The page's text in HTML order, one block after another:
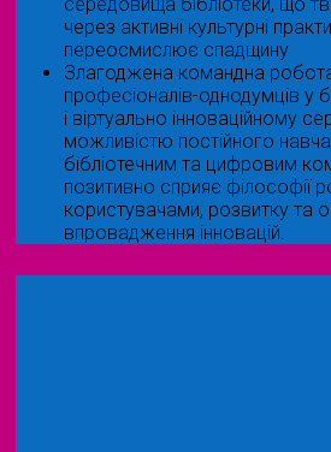
середовища бібліотеки, що
через активні культурні
переосмислює спадщину
Злагоджена командна робота
професіоналів-однодумців у
і віртуально інноваційному
можливістю постійного
бібліотечним та цифровим
позитивно сприяє філософії
користувачами, розвитку та
впровадження інновацій.